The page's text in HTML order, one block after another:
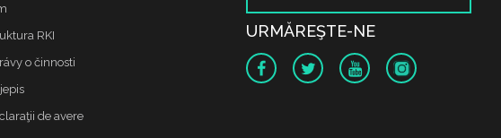
RKI
o činnosti
de avere
URMĂREŞTE-NE